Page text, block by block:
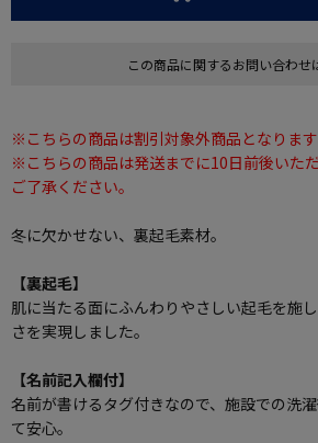
この商品に関するお問い合わせ
※こちらの商品は割引対象外商品となります
※こちらの商品は発送までに10日前後いただ
ご了承ください。
冬に欠かせない、裏起毛素材。
【裏起毛】
肌に当たる面にふんわりやさしい起毛を施
さを実現しました。
【名前記入欄付】
名前が書けるタグ付きなので、施設での洗
て安心。